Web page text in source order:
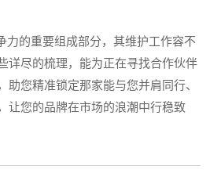
的重要组成部分，其维护工作容不
详尽的梳理，能为正在寻找合作伙伴
助您精准锁定那家能与您并肩同行、
让您的品牌在市场的浪潮中行稳致